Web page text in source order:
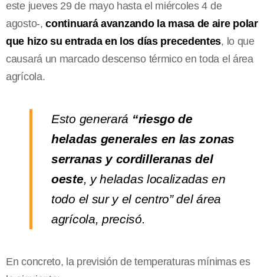
este jueves 29 de mayo hasta el miércoles 4 de
agosto-,continuará avanzando la masa de aire polar
que hizo su entrada en los días precedentes, lo que
causará un marcado descenso térmico en toda el área
agrícola.
Esto generará “riesgo de
heladas generales en las zonas
serranas y cordilleranas del
oeste, y heladas localizadas en
todo el sur y el centro” del área
agrícola, precisó.
En concreto, la previsión de temperaturas mínimas es